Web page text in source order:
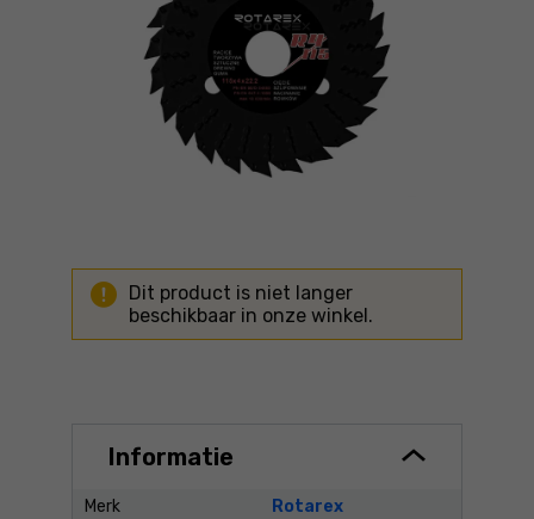
Dit product is niet langer
beschikbaar in onze winkel.
Informatie
Merk Rotarex